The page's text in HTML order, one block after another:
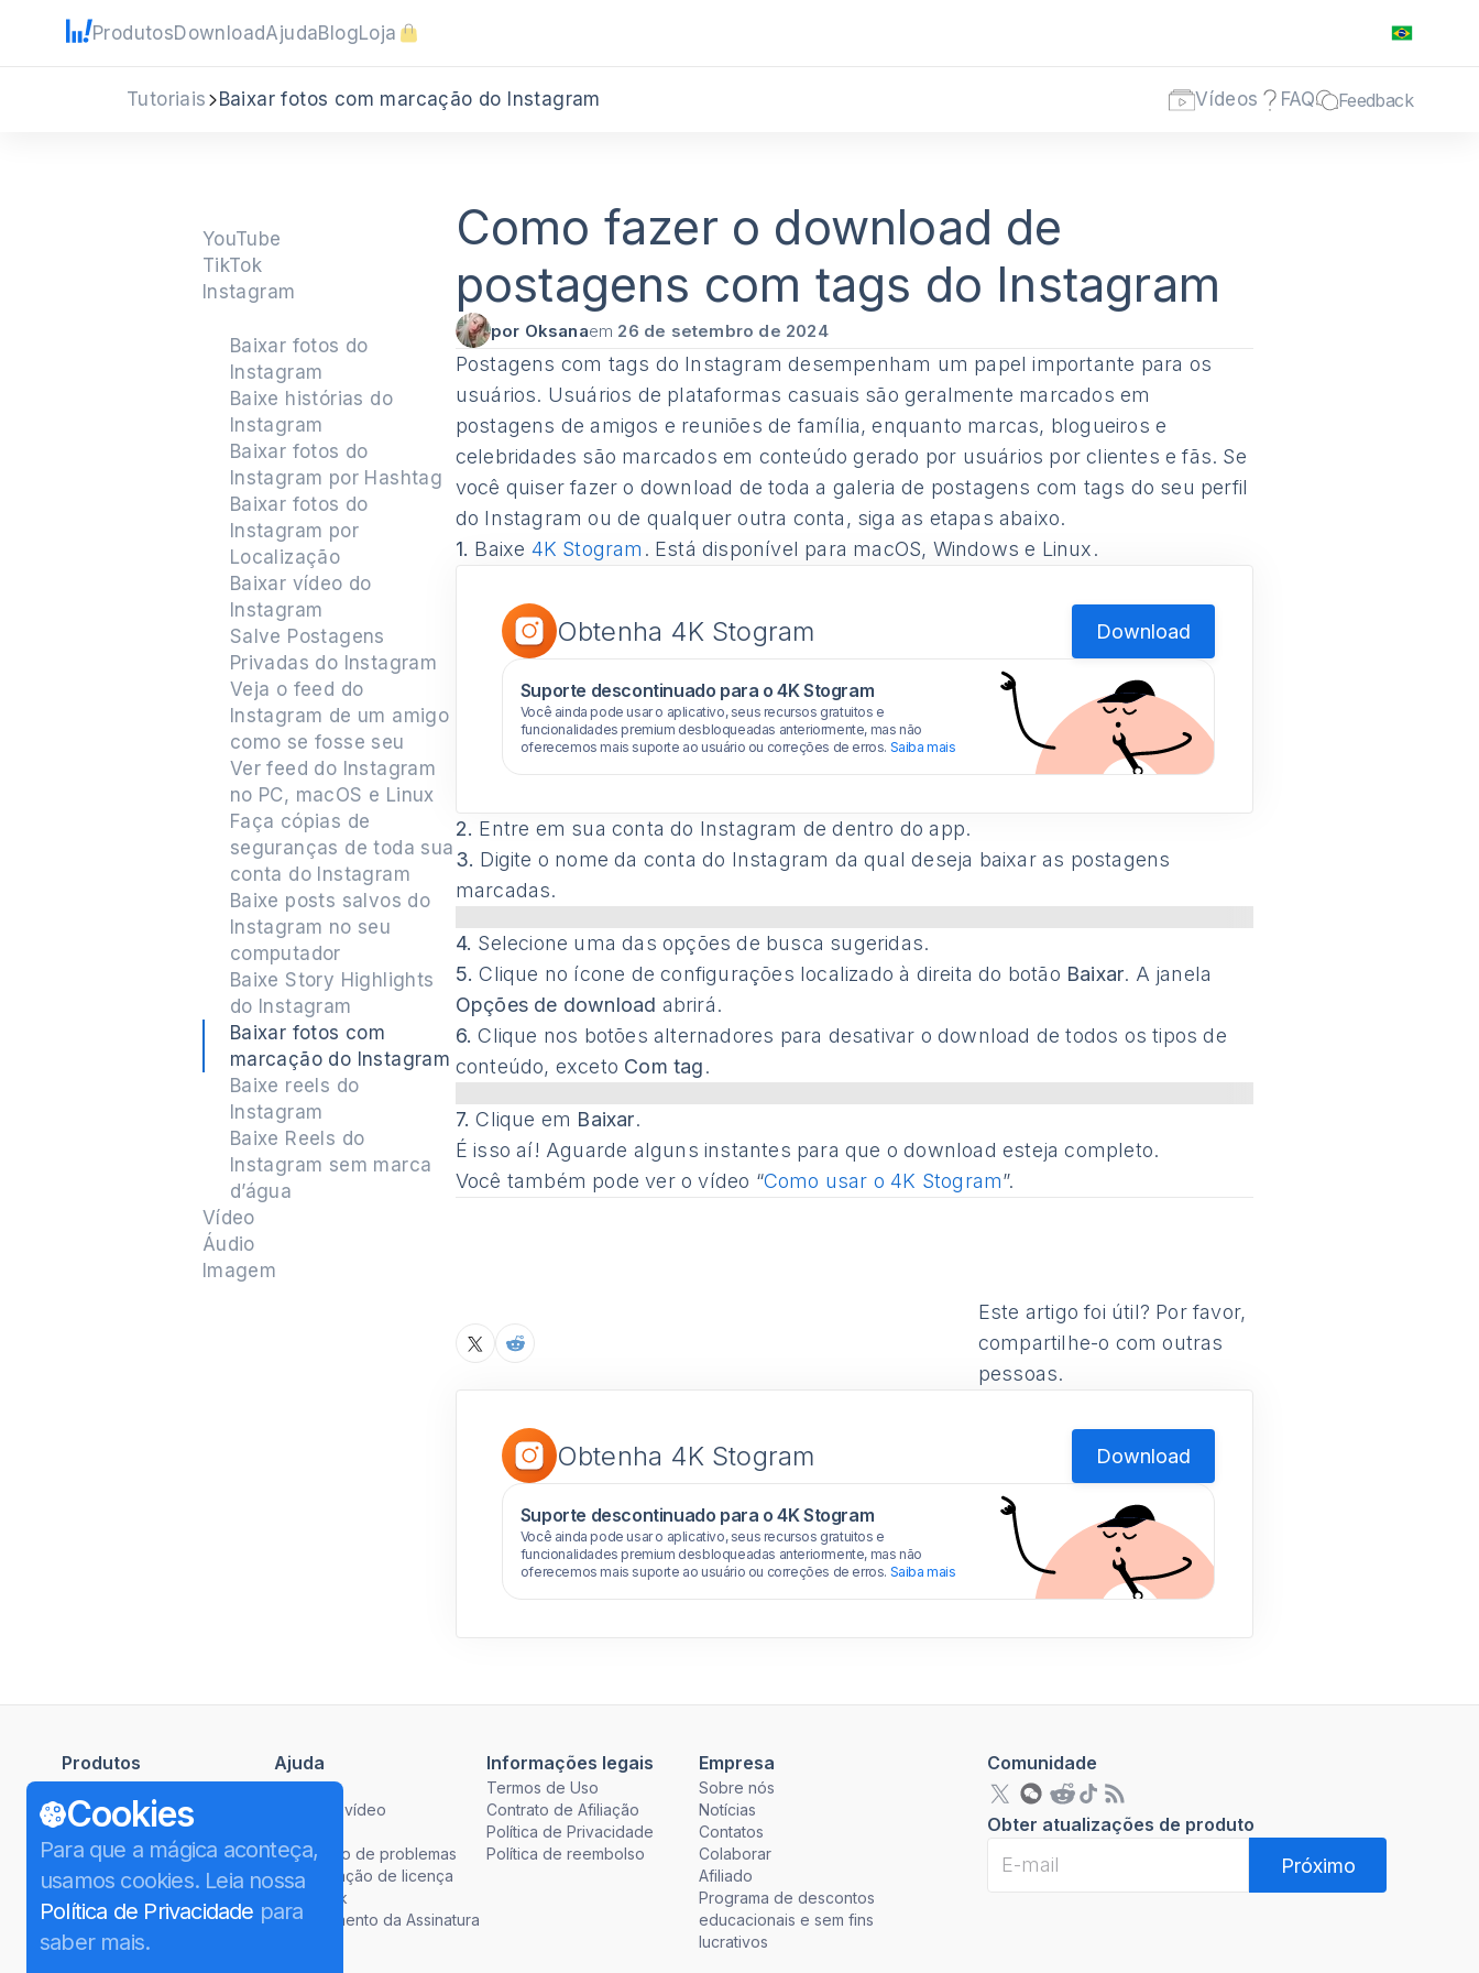
ProdutosDownloadAjudaBlogLoja
Tutoriais Baixar fotos com marcação do Instagram Vídeos FAQ Feedback
YouTube
TikTok
Instagram
Baixar fotos do
Instagram
Baixe histórias do
Instagram
Baixar fotos do
Instagram por Hashtag
Baixar fotos do
Instagram por
Localização
Baixar vídeo do
Instagram
Salve Postagens
Privadas do Instagram
Veja o feed do
Instagram de um amigo
como se fosse seu
Ver feed do Instagram
no PC, macOS e Linux
Faça cópias de
seguranças de toda sua
conta do Instagram
Baixe posts salvos do
Instagram no seu
computador
Baixe Story Highlights
do Instagram
Baixar fotos com
marcação do Instagram
Baixe reels do
Instagram
Baixe Reels do
Instagram sem marca
d’água
Vídeo
Áudio
Imagem
Como fazer o download de
postagens com tags do Instagram
por Oksanaem 26 de setembro de 2024
Postagens com tags do Instagram desempenham um papel importante para os
usuários. Usuários de plataformas casuais são geralmente marcados em
postagens de amigos e reuniões de família, enquanto marcas, blogueiros e
celebridades são marcados em conteúdo gerado por usuários por clientes e fãs. Se
você quiser fazer o download de toda a galeria de postagens com tags do seu perfil
do Instagram ou de qualquer outra conta, siga as etapas abaixo.
1. Baixe 4K Stogram . Está disponível para macOS, Windows e Linux.
Obtenha 4K Stogram Download
Suporte descontinuado para o 4K Stogram
Você ainda pode usar o aplicativo, seus recursos gratuitos e
funcionalidades premium desbloqueadas anteriormente, mas não
oferecemos mais suporte ao usuário ou correções de erros. Saiba mais
2. Entre em sua conta do Instagram de dentro do app.
3. Digite o nome da conta do Instagram da qual deseja baixar as postagens
marcadas.
4. Selecione uma das opções de busca sugeridas.
5. Clique no ícone de configurações localizado à direita do botão Baixar. A janela
Opções de download abrirá.
6. Clique nos botões alternadores para desativar o download de todos os tipos de
conteúdo, exceto Com tag.
7. Clique em Baixar.
É isso aí! Aguarde alguns instantes para que o download esteja completo.
Você também pode ver o vídeo “Como usar o 4K Stogram”.
Este artigo foi útil? Por favor,
compartilhe-o com outras
pessoas.
Obtenha 4K Stogram Download
Suporte descontinuado para o 4K Stogram
Você ainda pode usar o aplicativo, seus recursos gratuitos e
funcionalidades premium desbloqueadas anteriormente, mas não
oferecemos mais suporte ao usuário ou correções de erros. Saiba mais
Produtos
4K Video Downloader Plus
4K Tokkit
4K Stogram
4K YouTube to MP3
4K Image Compressor
4K Slideshow Maker
Download
Ajuda
Como
Guias em vídeo
Resolução de problemas
Recuperação de licença
Feedback
Cancelamento da Assinatura
Informações legais
Termos de Uso
Contrato de Afiliação
Política de Privacidade
Política de reembolso
Empresa
Sobre nós
Notícias
Contatos
Colaborar
Afiliado
Programa de descontos
educacionais e sem fins
lucrativos
Comunidade
Obter atualizações de produto
Próximo
Cookies
Para que a mágica aconteça,
usamos cookies. Leia nossa
Política de Privacidade para
saber mais.